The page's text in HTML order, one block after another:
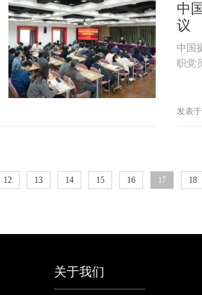
中
议
中国
职党
发表
12 13 14 15 16 17 18
关于我们